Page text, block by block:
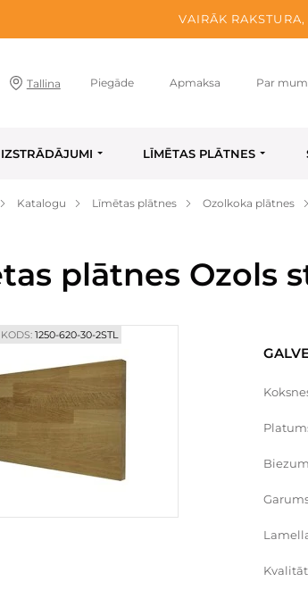
VAIRĀK
Tallina Piegāde Apmaksa Par
LĪMĒTAS PLĀTNES
Katalogu Līmētas plātnes Ozolkoka plātnes
plātnes Ozols
1250-620-30-2STL